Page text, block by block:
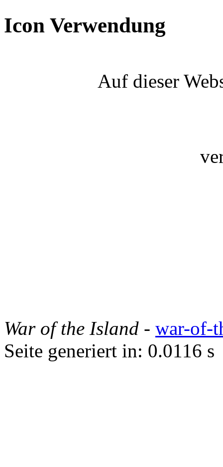
Icon Verwendung
Auf dieser
War of the Island - war-of-
Seite generiert in: 0.0116 s